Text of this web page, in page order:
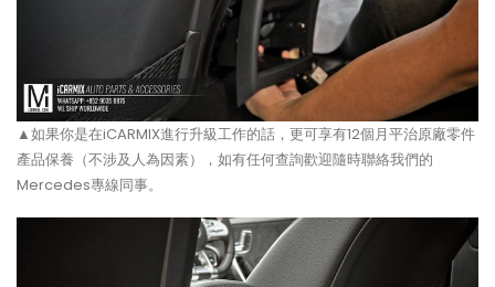
▲如果你是在iCARMIX進行升級工作的話，更可享有12個月平治原廠零件
產品保養（不涉及人為因素），如有任何查詢歡迎隨時聯絡我們的
Mercedes專線同事。